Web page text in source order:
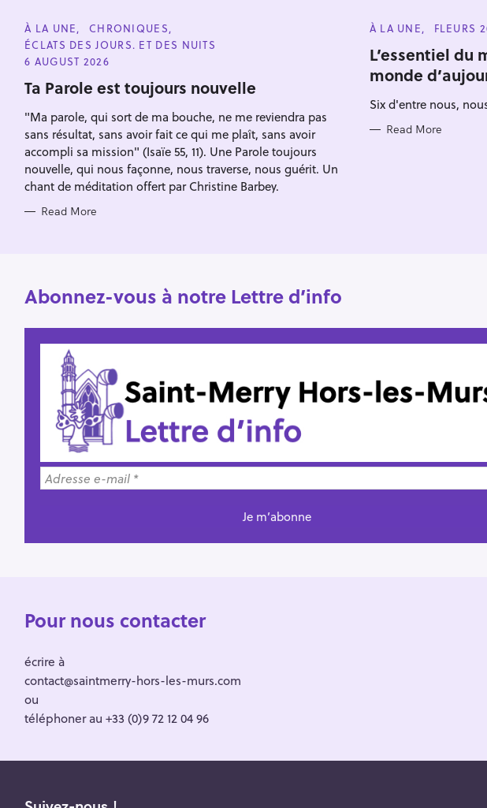
C
A
T
E
O
R
E
S
À LA UNE
CHRONIQUES
ÉCLATS DES JOURS. ET DES NUITS
6 AUGUST 2026
Ta Parole est toujours nouvelle
"Ma parole, qui sort de ma bouche, ne me reviendra pas
sans résultat, sans avoir fait ce qui me plaît, sans avoir
accompli sa mission" (Isaïe 55, 11). Une Parole toujours
nouvelle, qui nous façonne, nous traverse, nous guérit. Un
chant de méditation offert par Christine Barbey.
Read More
C
T
E
G
O
I
S
À LA UNE FLEURS
L’essentiel du
monde
Six d'entre nous,
Read More
Abonnez-vous à notre Lettre d’info
Pour nous contacter
écrire à
contact@saintmerry-hors-les-murs.com
ou
téléphoner au +33 (0)9 72 12 04 96
a
r
h
f
o
r
: